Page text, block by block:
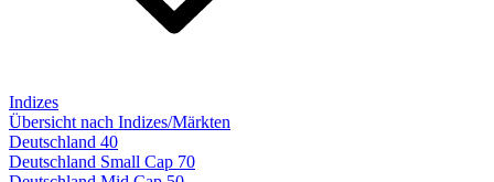
Indizes
Übersicht nach Indizes/Märkten
Deutschland 40
Deutschland Small Cap 70